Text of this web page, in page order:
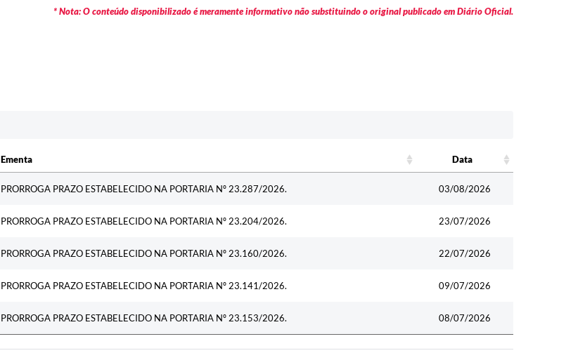
* Nota: O conteúdo disponibilizado é meramente informativo não substituindo o original publicado em Diário Oficial.
Ementa
Data
PRORROGA PRAZO ESTABELECIDO NA PORTARIA Nº 23.287/2026. 03/08/2026
PRORROGA PRAZO ESTABELECIDO NA PORTARIA Nº 23.204/2026. 23/07/2026
PRORROGA PRAZO ESTABELECIDO NA PORTARIA Nº 23.160/2026. 22/07/2026
PRORROGA PRAZO ESTABELECIDO NA PORTARIA Nº 23.141/2026. 09/07/2026
PRORROGA PRAZO ESTABELECIDO NA PORTARIA Nº 23.153/2026. 08/07/2026